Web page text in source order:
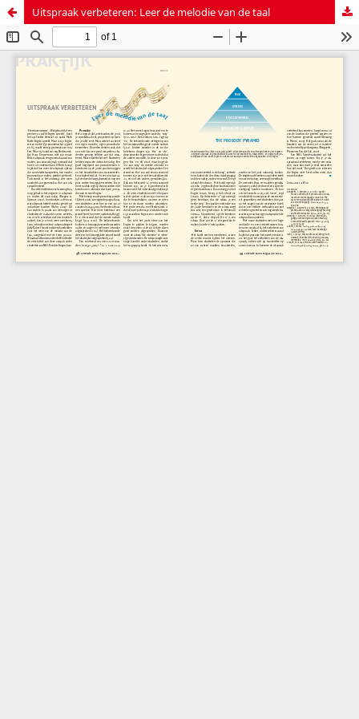
Uitspraak verbeteren: Leer de melodie van de taal